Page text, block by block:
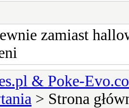
zamiast
& Poke-
> Strona